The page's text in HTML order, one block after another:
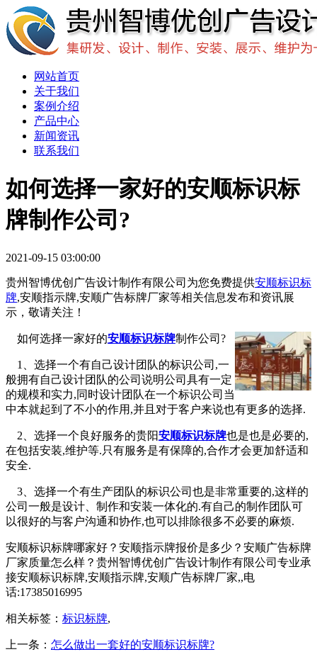
网站首页
关于我们
案例介绍
产品中心
新闻资讯
联系我们
如何选择一家好的安顺标识标
牌制作公司?
2021-09-15 03:00:00
贵州智博优创广告设计制作有限公司为您免费提供安顺标识标
牌,安顺指示牌,安顺广告标牌厂家等相关信息发布和资讯展
示，敬请关注！
如何选择一家好的安顺标识标牌制作公司?
1、选择一个有自己设计团队的标识公司,一
般拥有自己设计团队的公司说明公司具有一定
的规模和实力,同时设计团队在一个标识公司当
中本就起到了不小的作用,并且对于客户来说也有更多的选择.
2、选择一个良好服务的贵阳安顺标识标牌也是也是必要的,
在包括安装,维护等.只有服务是有保障的,合作才会更加舒适和
安全.
3、选择一个有生产团队的标识公司也是非常重要的,这样的
公司一般是设计、制作和安装一体化的.有自己的制作团队可
以很好的与客户沟通和协作,也可以排除很多不必要的麻烦.
安顺标识标牌哪家好？安顺指示牌报价是多少？安顺广告标牌
厂家质量怎么样？贵州智博优创广告设计制作有限公司专业承
接安顺标识标牌,安顺指示牌,安顺广告标牌厂家,,电
话:17385016995
相关标签： 标识标牌,
上一条： 怎么做出一套好的安顺标识标牌?